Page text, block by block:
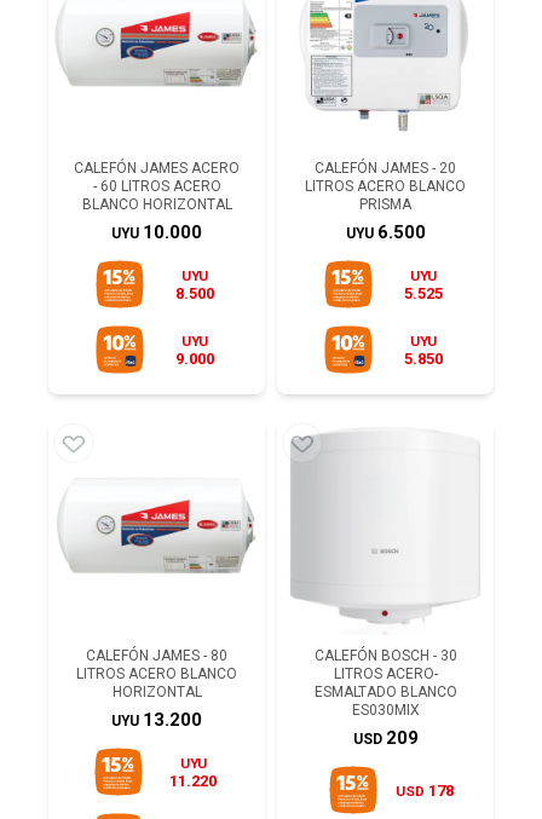
CALEFÓN JAMES ACERO
- 60 LITROS ACERO
BLANCO HORIZONTAL
UYU 10.000
UYU
8.500
UYU
9.000
CALEFÓN JAMES - 20
LITROS ACERO BLANCO
PRISMA
UYU 6.500
UYU
5.525
UYU
5.850
CALEFÓN JAMES - 80
LITROS ACERO BLANCO
HORIZONTAL
UYU 13.200
UYU
11.220
CALEFÓN BOSCH - 30
LITROS ACERO-
ESMALTADO BLANCO
ES030MIX
USD 209
USD 178